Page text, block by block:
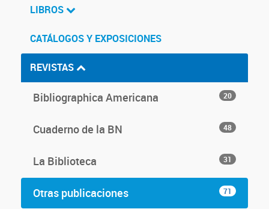
LIBROS
CATÁLOGOS Y EXPOSICIONES
REVISTAS
Bibliographica Americana 20
Cuaderno de la BN 48
La Biblioteca 31
Otras publicaciones 71